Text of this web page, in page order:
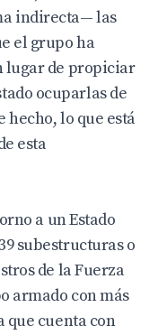
indirecta— las
el grupo ha
lugar de propiciar
ocuparlas de
hecho, lo que está
esta
a un Estado
subestructuras o
de la Fuerza
armado con más
que cuenta con